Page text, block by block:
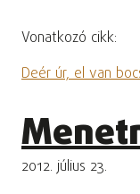
Vonatkozó cikk:
Deér úr, el van
2012. július 23.